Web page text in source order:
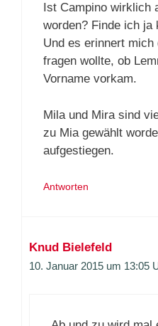
Ist Campino wirklich
worden? Finde ich ja
Und es erinnert
fragen wollte, ob
Vorname vorkam.
Mila und Mira sind
zu Mia gewählt
aufgestiegen.
Antworten
Knud Bielefeld
10. Januar 2015 um 13:05